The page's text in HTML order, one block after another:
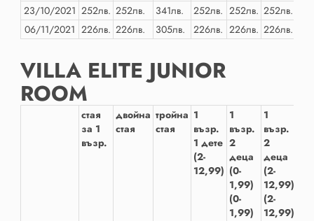
23/10/2021 252лв. 252лв. 341лв. 252лв. 252лв. 252лв.
06/11/2021 226лв. 226лв. 305лв. 226лв. 226лв. 226лв.
VILLA ELITE JUNIOR
ROOM
стая
за 1
възр.
двойна
стая
тройна
стая
1
възр.
1 дете
(2-
12,99)
1
възр.
2
деца
(0-
1,99)
(0-
1,99)
1
възр.
2
деца
(2-
12,99)
(2-
12,99)